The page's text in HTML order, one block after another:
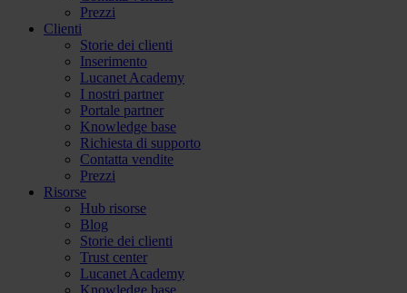
Prezzi
Clienti
Storie dei clienti
Inserimento
Lucanet Academy
I nostri partner
Portale partner
Knowledge base
Richiesta di supporto
Contatta vendite
Prezzi
Risorse
Hub risorse
Blog
Storie dei clienti
Trust center
Lucanet Academy
Knowledge base